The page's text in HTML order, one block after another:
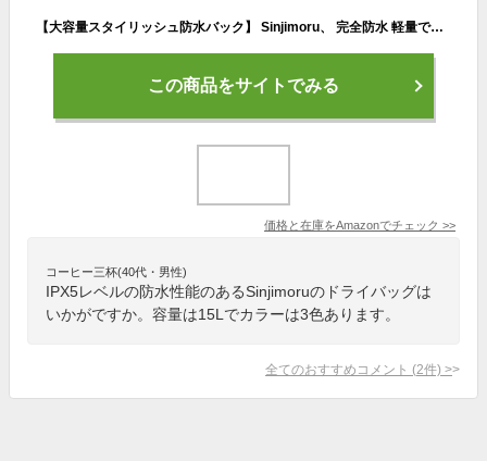
【大容量スタイリッシュ防水バック】 Sinjimoru、 完全防水 軽量で持ち歩き簡単 アウトドアドライバック 巻き閉じ方で使用性 15L収納可能 腰掛け IPX5 ウォータープルーフスタッフバック ストラップで長さ調整 海 谷 キャップ 釣り ハイキングなどアクティビティ環境で活躍ドラム型リュック。Waterproof Dry Bag ブラック
この商品をサイトでみる
価格と在庫をAmazonでチェック >>
コーヒー三杯(40代・男性)
IPX5レベルの防水性能のあるSinjimoruのドライバッグは
いかがですか。容量は15Lでカラーは3色あります。
全てのおすすめコメント (2件) >